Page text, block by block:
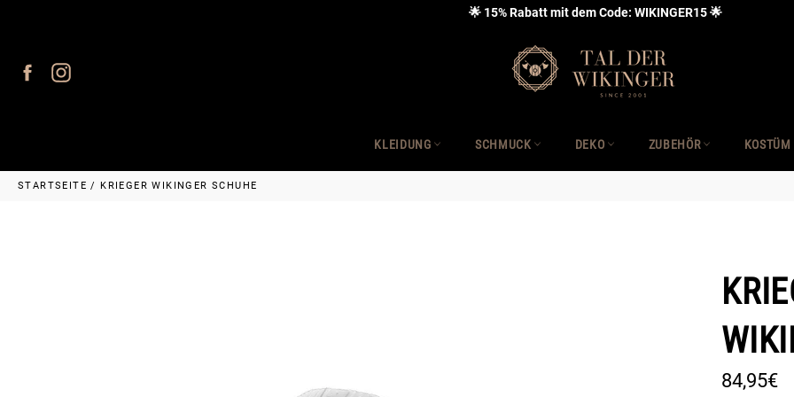
🌟 15% Rabatt mit dem Code: WIKINGER15 🌟
FacebookInstagram
KLEIDUNG SCHMUCK DEKO ZUBEHÖR KOSTÜM
STARTSEITE /KRIEGER WIKINGER SCHUHE
Normaler
Preis
84,95€